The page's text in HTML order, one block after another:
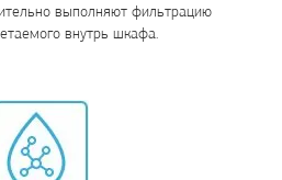
выполняют фильтрацию
внутрь шкафа.